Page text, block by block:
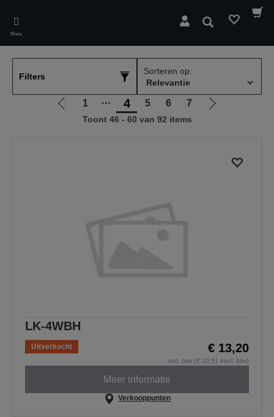
main
content
Menu
Zoeken
Filters
Sorteren op:
Ga
1 ⋯ 4 5 6 7
Ga
pagina
Toont 46 - 60 van 92 items
LK-4WBH
Uitverkocht € 13,20
incl. btw (€ 10,91 excl. btw)
Meer informatie
Verkooppunten